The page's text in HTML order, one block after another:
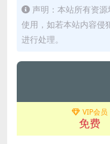
声明：本站所有资
使用，如若本站内容侵
进行处理。
VIP会员
免费